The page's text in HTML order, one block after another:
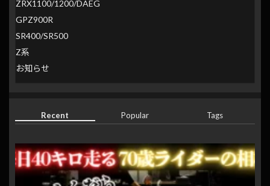
ZRX1100/1200/DAEG
GPZ900R
SR400/SR500
Z系
お知らせ
Recent Popular Tags